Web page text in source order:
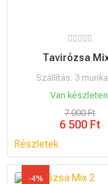
Tavirózsa
Szállítás: 3
Van
7 000 Ft
6 500 Ft
Részletek
-4%